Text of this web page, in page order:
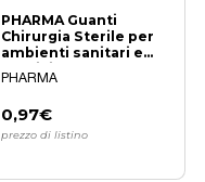
PHARMA Guanti
Chirurgia Sterile per
ambienti sanitari e
medici
PHARMA
0,97€
prezzo di listino